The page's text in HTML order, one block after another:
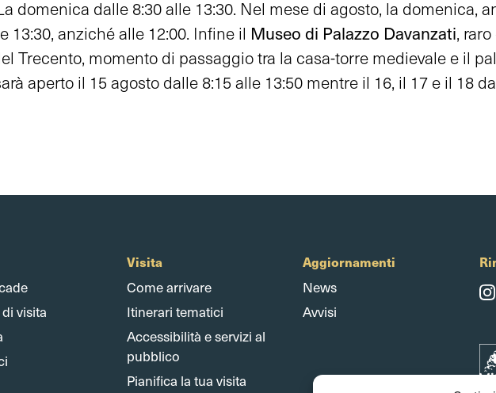
domenica dalle 8:30 alle 13:30. Nel mese di agosto, la domenica,
13:30, anziché alle 12:00. Infine il Museo di Palazzo Davanzati,
Trecento, momento di passaggio tra la casa-torre medievale e il
aperto il 15 agosto dalle 8:15 alle 13:50 mentre il 16, il 17 e il 18
visita
Visita
Come arrivare
Itinerari tematici
Accessibilità e servizi al
pubblico
Pianifica la tua visita
Aggiornamenti
News
Avvisi